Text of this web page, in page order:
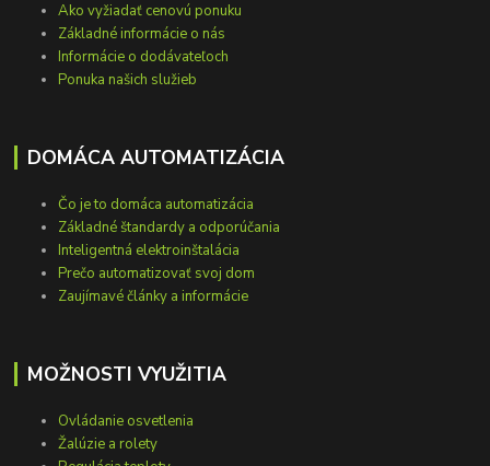
Ako vyžiadať cenovú ponuku
Základné informácie o nás
Informácie o dodávateľoch
Ponuka našich služieb
DOMÁCA AUTOMATIZÁCIA
Čo je to domáca automatizácia
Základné štandardy a odporúčania
Inteligentná elektroinštalácia
Prečo automatizovať svoj dom
Zaujímavé články a informácie
MOŽNOSTI VYUŽITIA
Ovládanie osvetlenia
Žalúzie a rolety